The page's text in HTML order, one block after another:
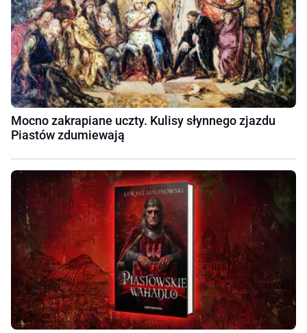
Mocno zakrapiane uczty. Kulisy słynnego zjazdu
Piastów zdumiewają